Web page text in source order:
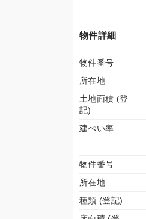
物件詳細
物件番号
所在地
土地面積 (登
記)
建ぺい率
物件番号
所在地
種類 (登記)